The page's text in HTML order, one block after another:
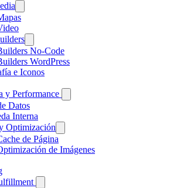
No-Code
WordPress
e Iconos
y Performance
Datos
Interna
Optimización
de Página
de Imágenes